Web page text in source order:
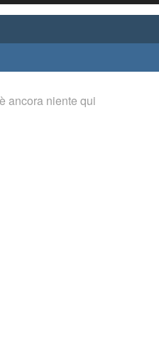
ancora niente qui